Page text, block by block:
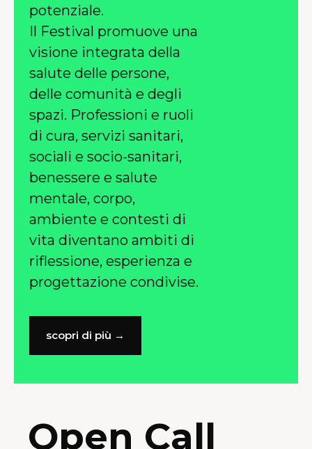
potenziale.
Il Festival promuove una
visione integrata della
salute delle persone,
delle comunità e degli
spazi. Professioni e ruoli
di cura, servizi sanitari,
sociali e socio-sanitari,
benessere e salute
mentale, corpo,
ambiente e contesti di
vita diventano ambiti di
riflessione, esperienza e
progettazione condivise.
scopri di più →
Open Call